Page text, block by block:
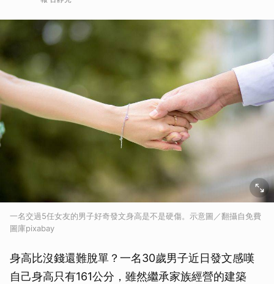
一名交過5任女友的男子好奇發文身高是不是硬傷。示意圖／翻攝自免費
圖庫pixabay
身高比沒錢還難脫單？一名30歲男子近日發文感嘆
自己身高只有161公分，雖然繼承家族經營的建築